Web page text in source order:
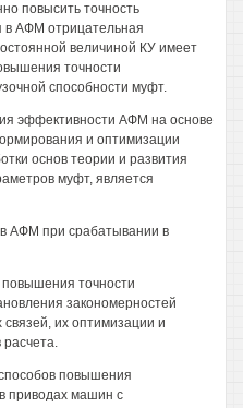
повысить точность
АФМ отрицательная
величиной КУ имеет
точности
способности муфт.
эффективности АФМ на основе
и оптимизации
основ теории и развития
муфт, является
АФМ при срабатывании в
точности
закономерностей
их оптимизации и
повышения
приводах машин с